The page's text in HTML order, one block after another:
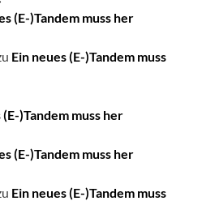
(E-)Tandem muss her
Ein neues (E-)Tandem muss
(E-)Tandem muss her
(E-)Tandem muss her
Ein neues (E-)Tandem muss